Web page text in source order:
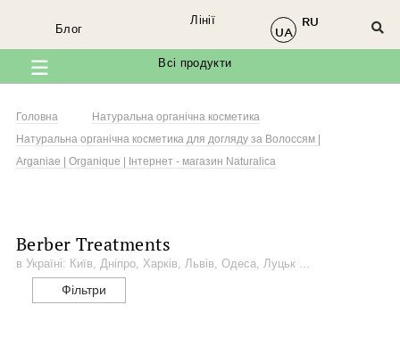
Всі продукти
Лінії
Блог
RU
UA
Головна
Натуральна органічна косметика
Натуральна органічна косметика для догляду за Волоссям |
Arganiae | Organique | Інтернет - магазин Naturalica
Berber Treatments
в Україні: Київ, Дніпро, Харків, Львів, Одеса, Луцьк ...
Фільтри
Ми в соцмережах ×
Завітайте до нас у